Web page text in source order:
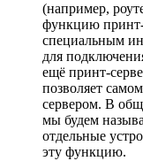
(например,
функцию принт-
специальным
для
ещё принт-
позволяет
сервером. В
мы будем
отдельные
эту функцию.